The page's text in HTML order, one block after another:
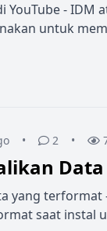
YouTube -
untuk
• 2 •
yang
saat instal